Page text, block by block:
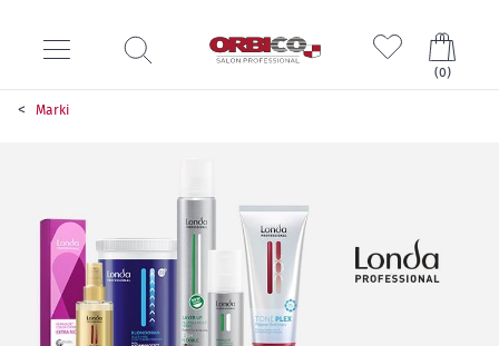
(0)
Marki